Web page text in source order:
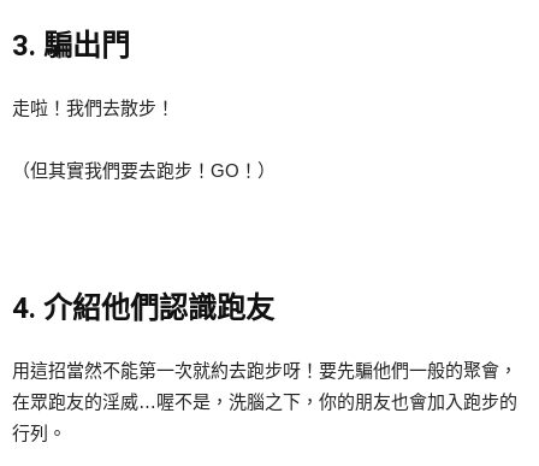
3. 騙出門
走啦！我們去散步！
（但其實我們要去跑步！GO！）
4. 介紹他們認識跑友
用這招當然不能第一次就約去跑步呀！要先騙他們一般的聚會，
在眾跑友的淫威…喔不是，洗腦之下，你的朋友也會加入跑步的
行列。